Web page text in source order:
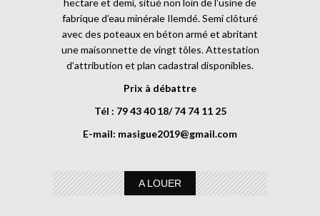
fabrique d’eau minérale Ilemdé. Semi clôturé
avec des poteaux en béton armé et abritant
une maisonnette de vingt tôles. Attestation
d’attribution et plan cadastral disponibles.
Prix à débattre
Tél : 79 43 40 18/ 74 74 11 25
E-mail: masigue2019@gmail.com
A LOUER